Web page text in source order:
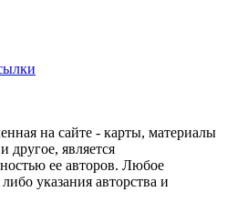
на сайте - карты, материалы
другое, является
ее авторов. Любое
указания авторства и